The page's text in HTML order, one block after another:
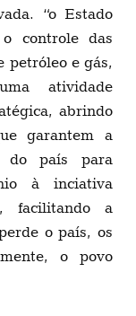
“o Estado
controle das
petróleo e gás,
atividade
abrindo
garantem a
do país para
à inciativa
facilitando a
o país, os
o povo